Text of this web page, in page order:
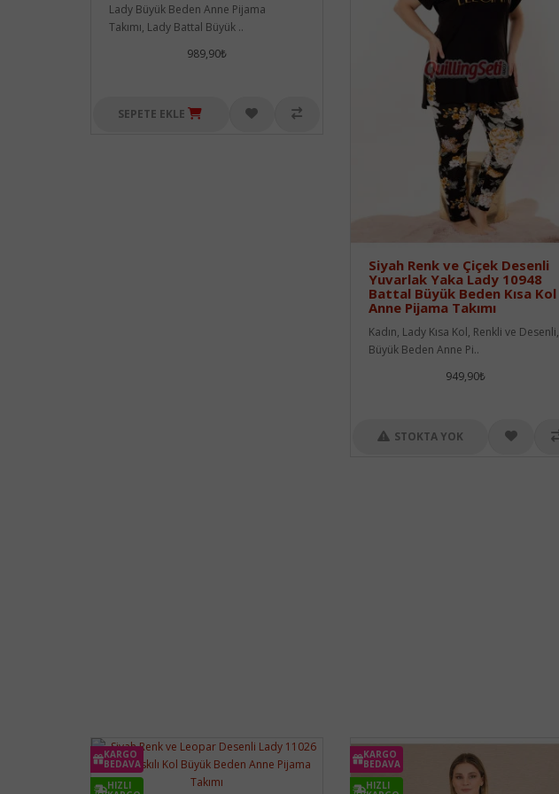
Lady Büyük Beden Anne Pijama
Takımı, Lady Battal Büyük ..
989,90₺
SEPETE EKLE
Siyah Renk ve Çiçek Desenli
Yuvarlak Yaka Lady 10948
Battal Büyük Beden Kısa Kol
Anne Pijama Takımı
Kadın, Lady Kısa Kol, Renkli ve Desenli,
Büyük Beden Anne Pi..
949,90₺
STOKTA YOK
KARGO
BEDAVA
HIZLI
KARGO
BEDAVA
HIZLI